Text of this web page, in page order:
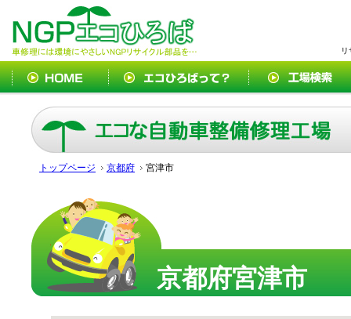
トップページ 京都府 宮津市
京都府宮津市